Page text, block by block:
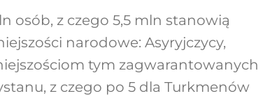
osób, z czego 5,5 mln stanowią
narodowe: Asyryjczycy,
tym zagwarantowanych
z czego po 5 dla Turkmenów